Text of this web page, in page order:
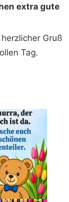
extra gute
Gruß
Tag.